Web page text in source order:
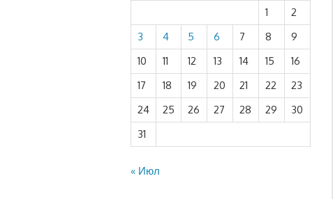
1
2
3
4 5 6 7 8
9
10
11 12 13 14 15
16
17
18 19 20 21 22
23
24
25 26 27 28 29
30
31
« Июл